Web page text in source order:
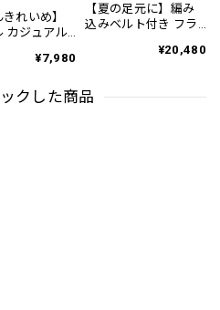
きれいめ】
カジュアル
¥7,980
【夏の足元に】編み
込みベルト付き フラ
¥20,480
クした商品